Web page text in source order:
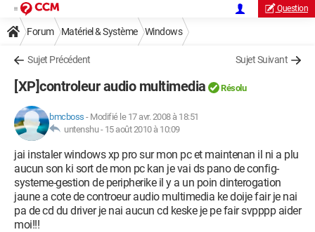
Question
Forum Matériel & Système Windows
Sujet Précédent Sujet Suivant
[XP]controleur audio multimedia Résolu
bmcboss - Modifié le 17 avr. 2008 à 18:51
untenshu - 15 août 2010 à 10:09
jai instaler windows xp pro sur mon pc et maintenan il ni a plu
aucun son ki sort de mon pc kan je vai ds pano de config-
systeme-gestion de peripherike il y a un poin dinterogation
jaune a cote de controeur audio multimedia ke doije fair je nai
pa de cd du driver je nai aucun cd keske je pe fair svpppp aider
moi!!!